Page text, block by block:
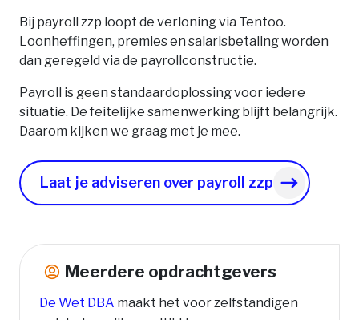
Bij payroll zzp loopt de verloning via Tentoo.
Loonheffingen, premies en salarisbetaling worden
dan geregeld via de payrollconstructie.
Payroll is geen standaardoplossing voor iedere
situatie. De feitelijke samenwerking blijft belangrijk.
Daarom kijken we graag met je mee.
Laat je adviseren over payroll zzp
Meerdere opdrachtgevers
De Wet DBA maakt het voor zelfstandigen